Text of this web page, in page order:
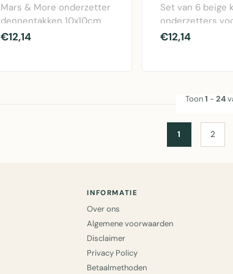
Mars & More onderzetter
dennentakken 10x10cm
met kurken voet. Set van
€12,14
Set van 6 beige
onderzetters
wijnglazen met
€12,14
Toon1 - 24
1 2
INFORMATIE
Over ons
Algemene voorwaarden
Disclaimer
Privacy Policy
Betaalmethoden